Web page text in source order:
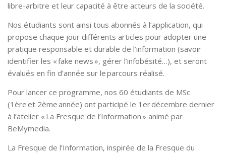
libre-arbitre et leur capacité à être acteurs de la société.
Nos étudiants sont ainsi tous abonnés à l’application, qui
propose chaque jour différents articles pour adopter une
pratique responsable et durable de l’information (savoir
identifier les « fake news », gérer l’infobésité…), et seront
évalués en fin d’année sur le parcours réalisé.
Pour lancer ce programme, nos 60 étudiants de MSc
(1ère et 2ème année) ont participé le 1er décembre dernier
à l’atelier « La Fresque de l’Information » animé par
BeMymedia.
La Fresque de l’Information, inspirée de la Fresque du